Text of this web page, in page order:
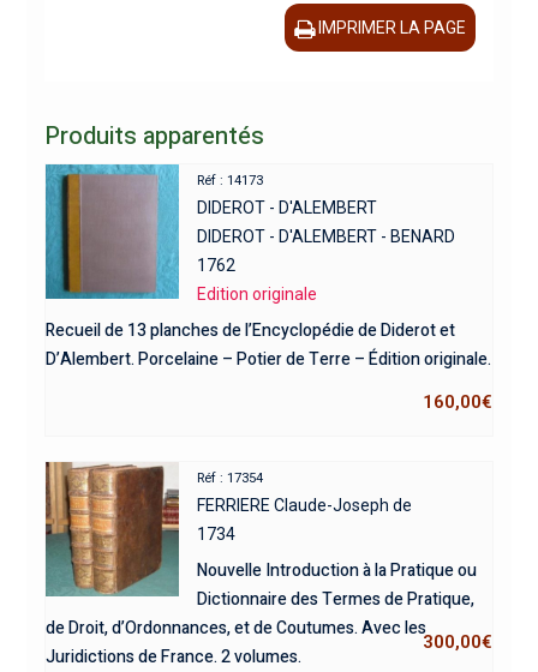
IMPRIMER LA PAGE
Produits apparentés
Réf : 14173
DIDEROT - D'ALEMBERT
DIDEROT - D'ALEMBERT - BENARD
1762
Edition originale
Recueil de 13 planches de l’Encyclopédie de Diderot et
D’Alembert. Porcelaine – Potier de Terre – Édition originale.
160,00€
Réf : 17354
FERRIERE Claude-Joseph de
1734
Nouvelle Introduction à la Pratique ou
Dictionnaire des Termes de Pratique,
de Droit, d’Ordonnances, et de Coutumes. Avec les
Juridictions de France. 2 volumes.
300,00€